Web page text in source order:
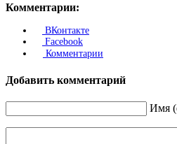
Комментарии:
ВКонтакте
Facebook
Комментарии
Добавить комментарий
Имя